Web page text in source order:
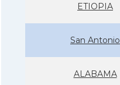
ETIOPIA
San Antonio
ALABAMA